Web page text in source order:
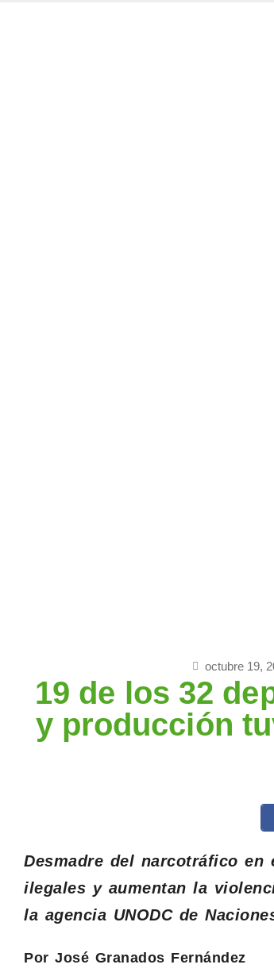
octubre 19,
19 de los 32
y producción
Desmadre del narcotráfico
ilegales y aumentan la
la agencia UNODC de
Por José Granados Fernández